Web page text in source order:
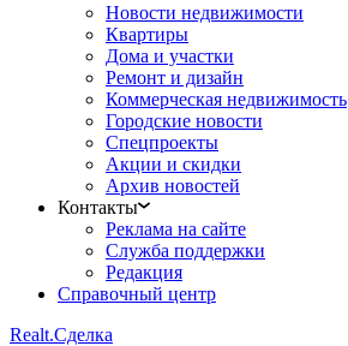
Новости недвижимости
Квартиры
Дома и участки
Ремонт и дизайн
Коммерческая недвижимость
Городские новости
Спецпроекты
Акции и скидки
Архив новостей
Контакты
Реклама на сайте
Служба поддержки
Редакция
Справочный центр
Realt.Сделка